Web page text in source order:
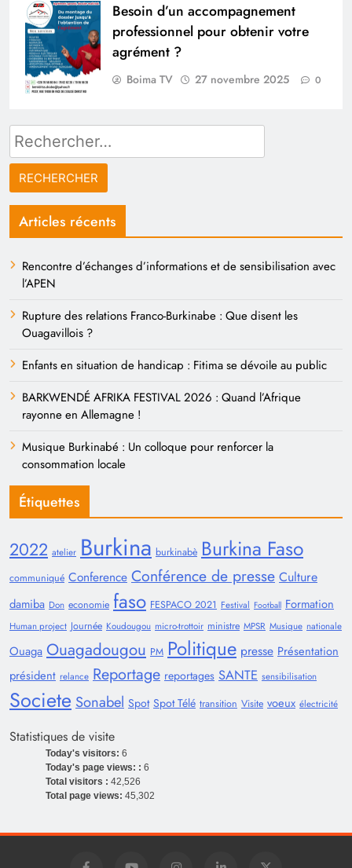
Besoin d’un accompagnement
professionnel pour obtenir votre
agrément ?
Boima TV 27 novembre 2025 0
Rechercher :
Articles récents
Rencontre d’échanges d’informations et de sensibilisation avec
l’APEN
Rupture des relations Franco-Burkinabe : Que disent les
Ouagavillois ?
Enfants en situation de handicap : Fitima se dévoile au public
BARKWENDÉ AFRIKA FESTIVAL 2026 : Quand l’Afrique
rayonne en Allemagne !
Musique Burkinabé : Un colloque pour renforcer la
consommation locale
Étiquettes
2022 atelier Burkina burkinabè Burkina Faso
communiqué Conference Conférence de presse Culture
damiba Don economie faso FESPACO 2021 Festival Football Formation
Human project Journée Koudougou micro-trottoir ministre MPSR Musique nationale
Ouaga Ouagadougou PM Politique presse Présentation
président relance Reportage reportages SANTE sensibilisation
Societe Sonabel Spot Spot Télé transition Visite voeux électricité
Statistiques de visite
Today's visitors: 6
Today's page views: : 6
Total visitors : 42,526
Total page views: 45,302